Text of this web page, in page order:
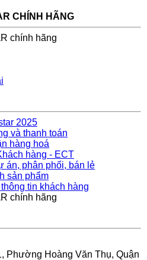
CHÍNH HÃNG
2025
và thanh toán
hàng hoá
hàng - ECT
án, phân phối, bán lẻ
sản phẩm
tin khách hàng
Phường Hoàng Văn Thụ, Quận